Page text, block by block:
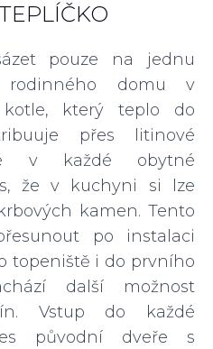
pouze na jednu
rodinného domu v
kotle, který teplo do
přes litinové
v každé obytné
že v kuchyni si lze
kamen. Tento
po instalaci
topeniště i do prvního
další možnost
Vstup do každé
původní dveře s